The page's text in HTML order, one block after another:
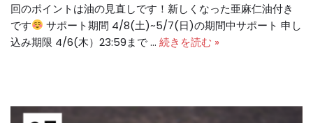
回のポイントは油の見直しです！新しくなった亜麻仁油付き
です
サポート期間 4/8(土)~5/7(日)の期間中サポート 申し
込み期限 4/6(木）23:59まで … 続きを読む »